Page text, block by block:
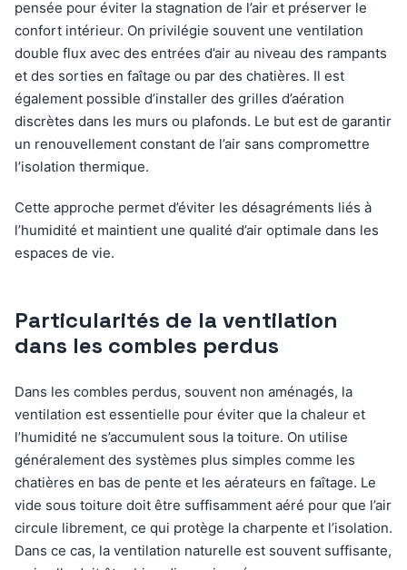
pensée pour éviter la stagnation de l’air et préserver le
confort intérieur. On privilégie souvent une ventilation
double flux avec des entrées d’air au niveau des rampants
et des sorties en faîtage ou par des chatières. Il est
également possible d’installer des grilles d’aération
discrètes dans les murs ou plafonds. Le but est de garantir
un renouvellement constant de l’air sans compromettre
l’isolation thermique.
Cette approche permet d’éviter les désagréments liés à
l’humidité et maintient une qualité d’air optimale dans les
espaces de vie.
Particularités de la ventilation
dans les combles perdus
Dans les combles perdus, souvent non aménagés, la
ventilation est essentielle pour éviter que la chaleur et
l’humidité ne s’accumulent sous la toiture. On utilise
généralement des systèmes plus simples comme les
chatières en bas de pente et les aérateurs en faîtage. Le
vide sous toiture doit être suffisamment aéré pour que l’air
circule librement, ce qui protège la charpente et l’isolation.
Dans ce cas, la ventilation naturelle est souvent suffisante,